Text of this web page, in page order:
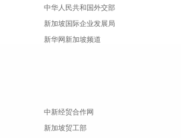
中华人民共和国外交部
新加坡国际企业发展局
新华网新加坡频道
中新经贸合作网
新加坡贸工部